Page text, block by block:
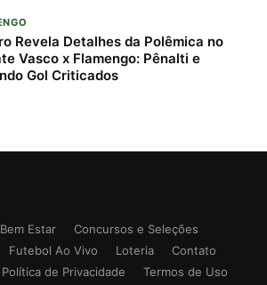
Revela Detalhes da Polêmica no
Vasco x Flamengo: Pênalti e
Gol Criticados
Bem Estar
Concursos e Seleções
Futebol Ao Vivo Loteria
Contato
Política de Privacidade Termos de Uso